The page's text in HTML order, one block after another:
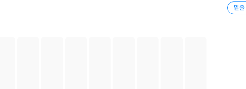
든 어린이를 위해 맞춤법 대회에 도전하는 라면들의 이야기가 생생하게 펼쳐지
한 에피소드로 어린이들이 올바른 맞춤법 어휘와 친해질 수 있도록 구성하였습
순한맛이 한 팀이 되어 함께 공부하며 성장하는 이야기를 통해 체계적인 맞춤법
밑줄